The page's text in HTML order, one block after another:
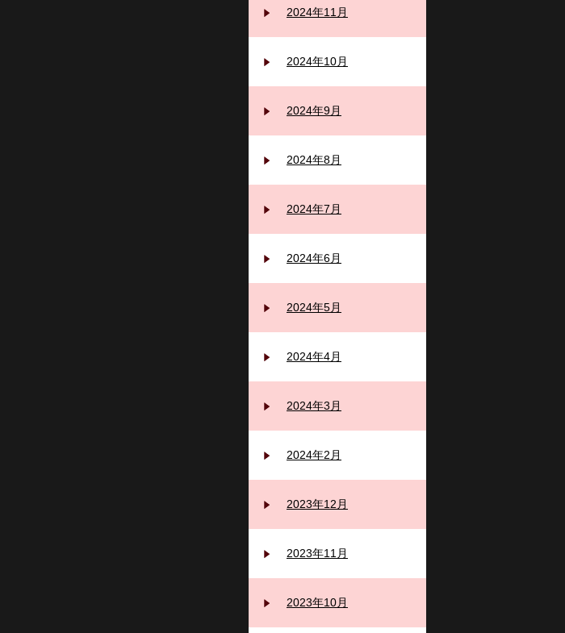
2024年11月
2024年10月
2024年9月
2024年8月
2024年7月
2024年6月
2024年5月
2024年4月
2024年3月
2024年2月
2023年12月
2023年11月
2023年10月